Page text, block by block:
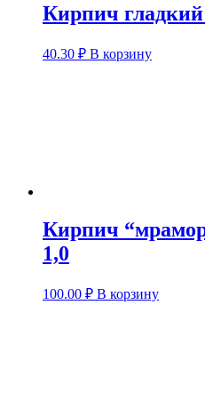
Кирпич
40.30 ₽ В корзину
Кирпич
1,0
100.00 ₽ В корзину